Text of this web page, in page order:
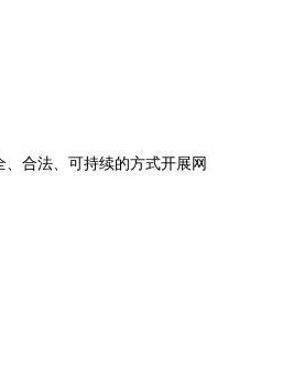
合法、可持续的方式开展网